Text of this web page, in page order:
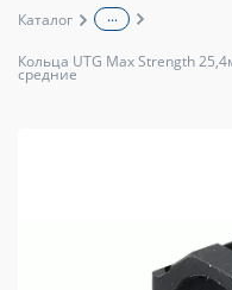
Тюнинг оружия и
Каталог ...
Кольца UTG Max Strength
средние